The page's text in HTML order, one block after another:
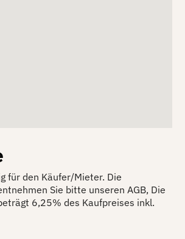
für den Käufer/Mieter. Die
Sie bitte unseren AGB, Die
6,25% des Kaufpreises inkl.